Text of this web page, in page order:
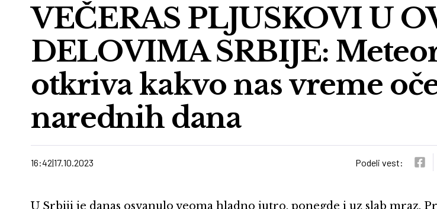
VEČERAS PLJUSKOVI U
DELOVIMA SRBIJE:
otkriva kakvo nas vreme
narednih dana
16:42 17.10.2023 Podeli vest:
U Srbiji je danas osvanulo veoma hladno jutro, ponegde i uz slab mraz.